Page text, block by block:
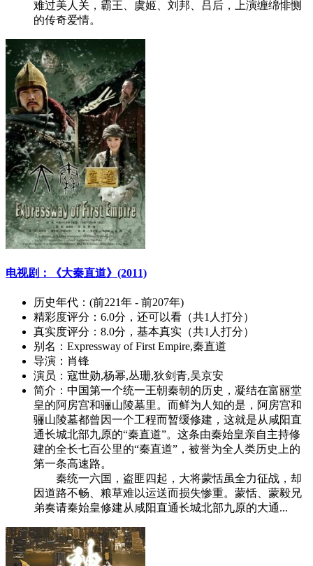
难过美人关，霸王、虞姬、刘邦、吕后，上演缠绵悱恻
的传奇爱情。
电视剧：《大秦直道》(2011)
历史年代： (前221年 - 前207年)
精彩度评分： 6.0分，还可以看（共1人打分）
真实度评分： 8.0分，基本真实（共1人打分）
别名： Expressway of First Empire,秦直道
导演： 肖锋
演员： 寇世勋,杨幂,丛珊,狄剑青,吴京安
简介： 中国第一个统一王朝秦朝的历史，凝结在富丽堂
皇的阿房宫和骊山陵墓里。而鲜为人知的是，阿房宫和
骊山陵墓都曾因一个工程而暂缓修建，这就是从咸阳直
通长城北部九原的“秦直道”。这条由秦始皇亲自主持修
建的全长七百公里的“秦直道”，被誉为全人类历史上的
第一条高速路。
秦统一六国，盗匪四起，大将蒙恬虽全力征战，却
因道路不畅、粮草难以运送而损失惨重。蒙恬、蒙毅兄
弟奏请秦始皇修建从咸阳直通长城北部九原的大通...